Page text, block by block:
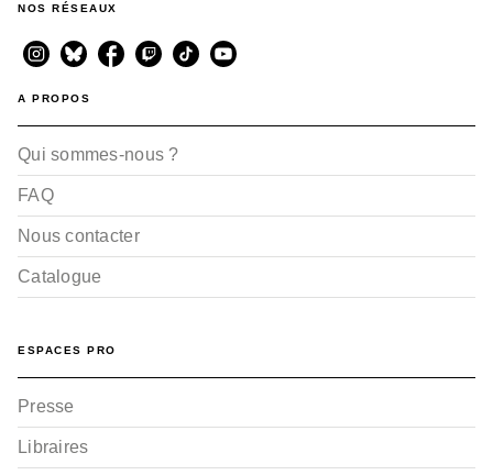
NOS RÉSEAUX
A PROPOS
Qui sommes-nous ?
FAQ
Nous contacter
Catalogue
ESPACES PRO
Presse
Libraires